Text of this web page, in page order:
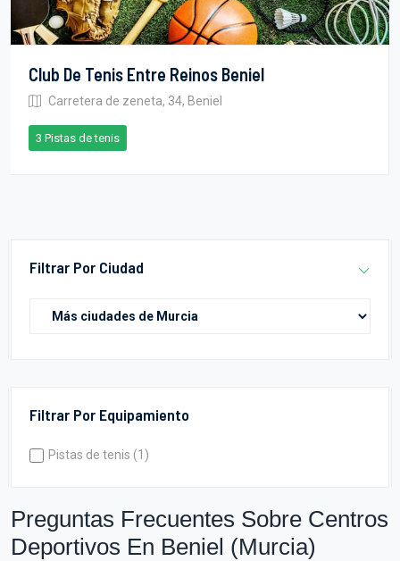
Filtrar Por Ciudad
Filtrar Por Equipamiento
Pistas de tenis (1)
Club De Tenis Entre Reinos Beniel
Carretera de zeneta, 34, Beniel
3 Pistas de tenis
Preguntas Frecuentes Sobre Centros
Deportivos En Beniel (Murcia)